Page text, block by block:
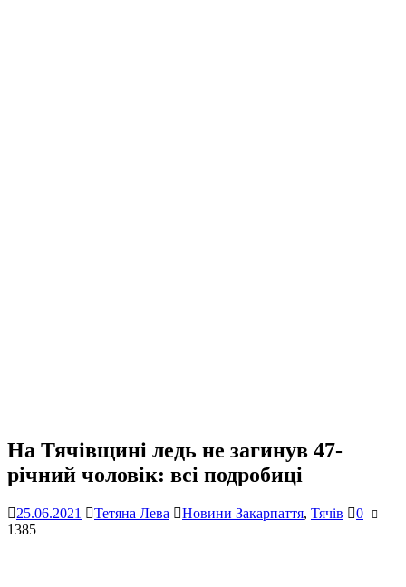
На Тячівщині ледь не загинув 47-
річний чоловік: всі подробиці
25.06.2021 Тетяна Лева Новини Закарпаття, Тячів
0
1385